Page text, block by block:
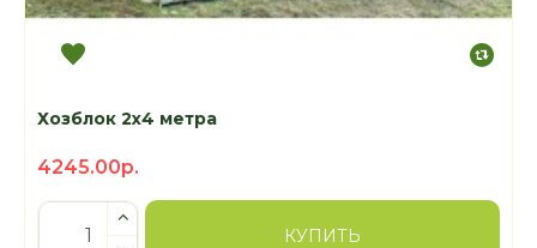
Хозблок 2х4 метра
4245.00р.
КУПИТЬ